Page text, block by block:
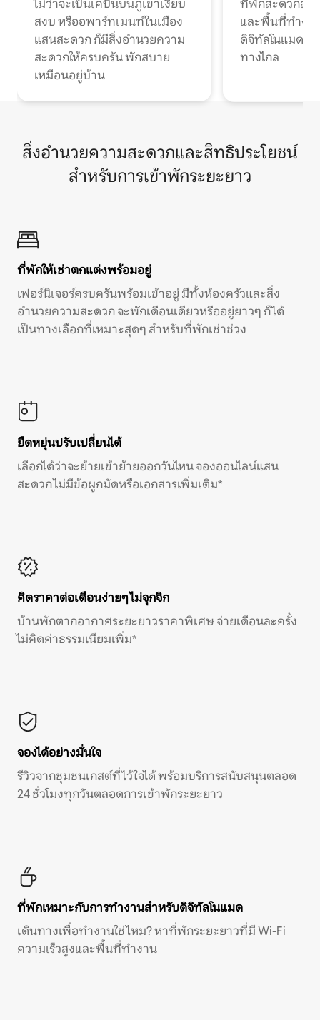
ไม่ว่าจะเป็นเคบินบนภูเขาเงียบ
สงบ หรืออพาร์ทเมนท์ในเมือง
แสนสะดวก ก็มีสิ่งอำนวยความ
สะดวกให้ครบครัน พักสบาย
เหมือนอยู่บ้าน
ที่พักสะดวกสบ
และพื้นที่ทำงา
ดิจิทัลโนแมดแ
ทางไกล
สิ่งอำนวยความสะดวกและสิทธิประโยชน์
สำหรับการเข้าพักระยะยาว
ที่พักให้เช่าตกแต่งพร้อมอยู่
เฟอร์นิเจอร์ครบครันพร้อมเข้าอยู่ มีทั้งห้องครัวและสิ่ง
อำนวยความสะดวก จะพักเดือนเดียวหรืออยู่ยาวๆ ก็ได้
เป็นทางเลือกที่เหมาะสุดๆ สำหรับที่พักเช่าช่วง
ยืดหยุ่นปรับเปลี่ยนได้
เลือกได้ว่าจะย้ายเข้าย้ายออกวันไหน จองออนไลน์แสน
สะดวก ไม่มีข้อผูกมัดหรือเอกสารเพิ่มเติม*
คิดราคาต่อเดือนง่ายๆ ไม่จุกจิก
บ้านพักตากอากาศระยะยาวราคาพิเศษ จ่ายเดือนละครั้ง
ไม่คิดค่าธรรมเนียมเพิ่ม*
จองได้อย่างมั่นใจ
รีวิวจากชุมชนเกสต์ที่ไว้ใจได้ พร้อมบริการสนับสนุนตลอด
24 ชั่วโมงทุกวันตลอดการเข้าพักระยะยาว
ที่พักเหมาะกับการทำงานสำหรับดิจิทัลโนแมด
เดินทางเพื่อทำงานใช่ไหม? หาที่พักระยะยาวที่มี Wi-Fi
ความเร็วสูงและพื้นที่ทำงาน